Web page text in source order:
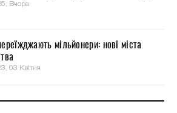
Вчора
мільйонери: нові міста
03 Квітня